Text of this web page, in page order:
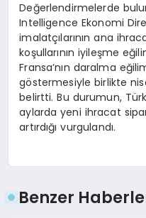
Değerlendirmelerde
Intelligence Ekonomi
imalatçılarının ana
koşullarının iyileşme
Fransa’nın daralma
göstermesiyle birlikte
belirtti. Bu durumun,
aylarda yeni ihracat
artırdığı vurgulandı.
Benzer